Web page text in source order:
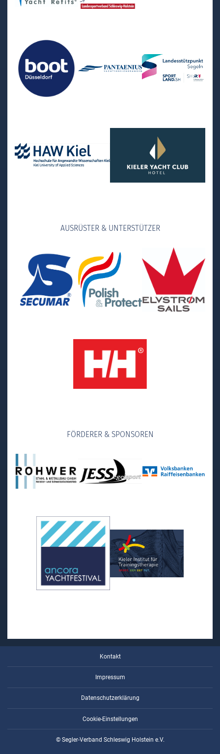
AUSRÜSTER & UNTERSTÜTZER
FÖRDERER & SPONSOREN
Kontakt
Impressum
Datenschutzerklärung
Cookie-Einstellungen
© Segler-Verband Schleswig Holstein e.V.